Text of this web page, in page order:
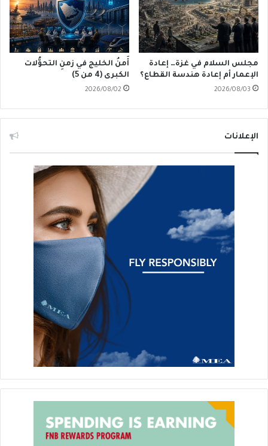
مجلس السلام في غزة… إعادة
الإعمار أم إعادة هندسة القطاع؟
2026/08/03
أَمنُ الخليج في زمنِ التحوُّلات
الكبرى (4 من 5)
2026/08/02
الإعلانات